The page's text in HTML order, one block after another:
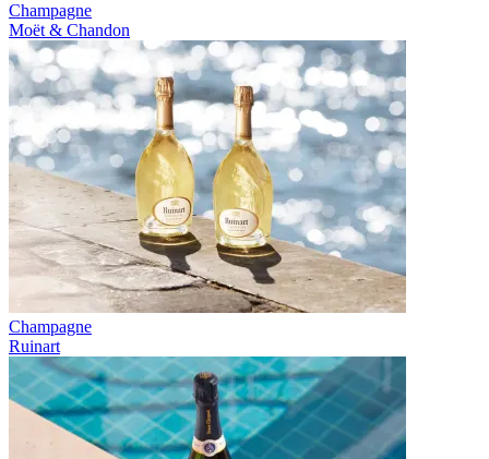
Champagne
Moët & Chandon
Champagne
Ruinart